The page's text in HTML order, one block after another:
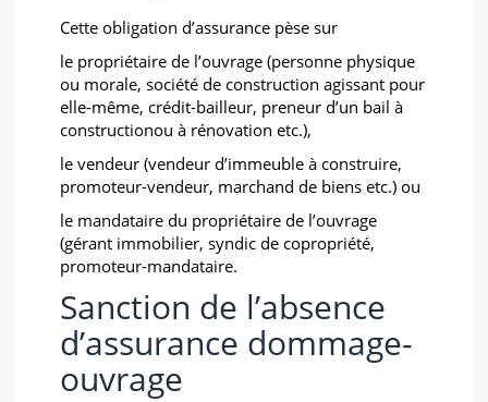
Cette obligation d’assurance pèse sur
le propriétaire de l’ouvrage (personne physique
ou morale, société de construction agissant pour
elle-même, crédit-bailleur, preneur d’un bail à
constructionou à rénovation etc.),
le vendeur (vendeur d’immeuble à construire,
promoteur-vendeur, marchand de biens etc.) ou
le mandataire du propriétaire de l’ouvrage
(gérant immobilier, syndic de copropriété,
promoteur-mandataire.
Sanction de l’absence
d’assurance dommage-
ouvrage